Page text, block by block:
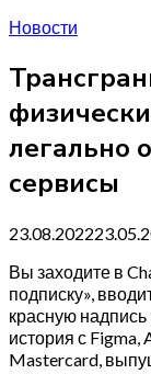
Новости
легально
сервисы
23.08.2022
Вы заходите в
подписку»,
красную надпись
история с Figma,
Mastercard,